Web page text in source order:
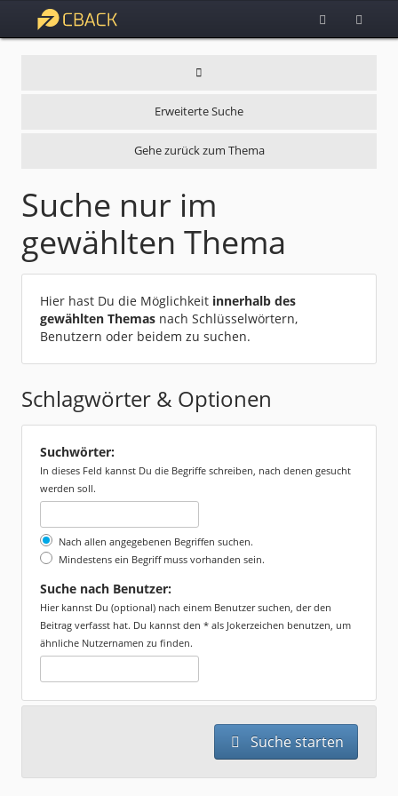
Erweiterte Suche
Gehe zurück zum Thema
Suche nur im
gewählten Thema
Hier hast Du die Möglichkeit innerhalb des
gewählten Themas nach Schlüsselwörtern,
Benutzern oder beidem zu suchen.
Schlagwörter & Optionen
Suchwörter:
In dieses Feld kannst Du die Begriffe schreiben, nach denen gesucht
werden soll.
Nach allen angegebenen Begriffen suchen.
Mindestens ein Begriff muss vorhanden sein.
Suche nach Benutzer:
Hier kannst Du (optional) nach einem Benutzer suchen, der den
Beitrag verfasst hat. Du kannst den * als Jokerzeichen benutzen, um
ähnliche Nutzernamen zu finden.
Suche starten